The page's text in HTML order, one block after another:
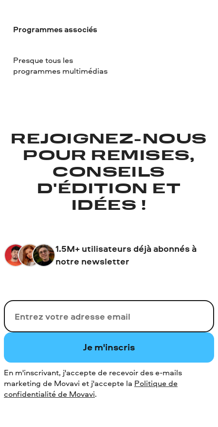
Programmes associés
Presque tous les
programmes multimédias
REJOIGNEZ-NOUS
POUR REMISES,
CONSEILS
D'ÉDITION ET
IDÉES !
1.5M+ utilisateurs déjà abonnés à
notre newsletter
Votre adresse de messagerie
Je m'inscris
En m'inscrivant, j'accepte de recevoir des e-mails
marketing de Movavi et j'accepte la Politique de
confidentialité de Movavi.